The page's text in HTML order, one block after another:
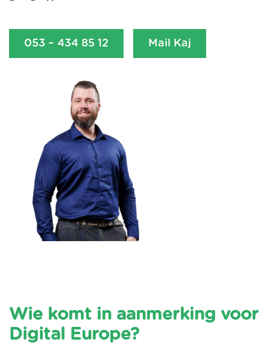
053 – 434 85 12 Mail Kaj
Wie komt in aanmerking voor
Digital Europe?